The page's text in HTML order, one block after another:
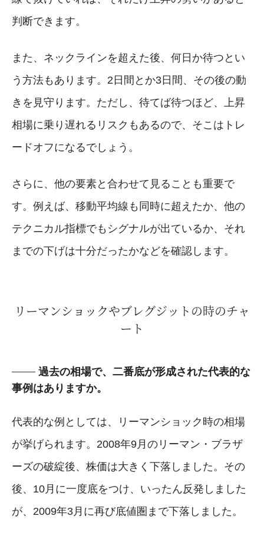
判断できます。
また、ネックラインを超えた後、何日か待つとい
う方法もあります。2日間とか3日間、その後の動
きを見守ります。ただし、待てば待つほど、上昇
相場に乗り遅れるリスクもあるので、そこはトレ
ードオフになるでしょう。
さらに、他の要素と合わせて見ることも重要で
す。例えば、移動平均線も同時に超えたか、他の
テクニカル指標でもシグナルが出ているか、それ
までの下げは十分だったかなどを確認します。
リーマンショックやブレグジットの時のチャ
ート
過去の相場で、二番底が形成された代表的な
事例はありますか。
代表的な例としては、リーマンショック時の相場
が挙げられます。2008年9月のリーマン・ブラザ
ーズの破綻後、株価は大きく下落しました。その
後、10月に一度底をつけ、いったん反発しました
が、2009年3月に再び底値圏まで下落しました。